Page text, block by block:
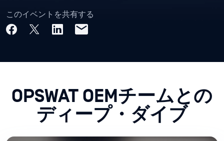
このイベントを共有する
OPSWAT OEMチームとの
ディープ・ダイブ